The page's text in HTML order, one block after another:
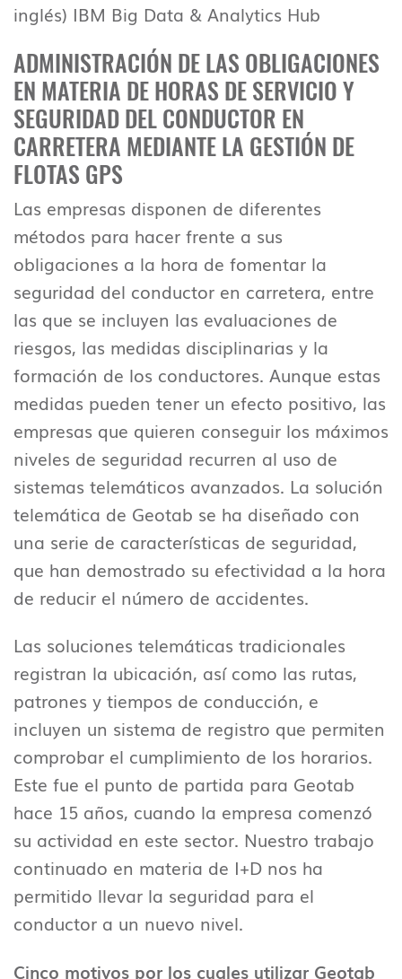
inglés) IBM Big Data & Analytics Hub
ADMINISTRACIÓN DE LAS OBLIGACIONES
EN MATERIA DE HORAS DE SERVICIO Y
SEGURIDAD DEL CONDUCTOR EN
CARRETERA MEDIANTE LA GESTIÓN DE
FLOTAS GPS
Las empresas disponen de diferentes
métodos para hacer frente a sus
obligaciones a la hora de fomentar la
seguridad del conductor en carretera, entre
las que se incluyen las evaluaciones de
riesgos, las medidas disciplinarias y la
formación de los conductores. Aunque estas
medidas pueden tener un efecto positivo, las
empresas que quieren conseguir los máximos
niveles de seguridad recurren al uso de
sistemas telemáticos avanzados. La solución
telemática de Geotab se ha diseñado con
una serie de características de seguridad,
que han demostrado su efectividad a la hora
de reducir el número de accidentes.
Las soluciones telemáticas tradicionales
registran la ubicación, así como las rutas,
patrones y tiempos de conducción, e
incluyen un sistema de registro que permiten
comprobar el cumplimiento de los horarios.
Este fue el punto de partida para Geotab
hace 15 años, cuando la empresa comenzó
su actividad en este sector. Nuestro trabajo
continuado en materia de I+D nos ha
permitido llevar la seguridad para el
conductor a un nuevo nivel.
Cinco motivos por los cuales utilizar Geotab